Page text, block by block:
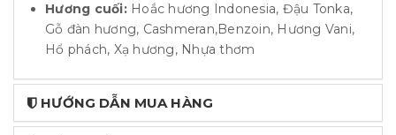
Hương cuối:Hoắc hương Indonesia, Đậu Tonka,
Gỗ đàn hương, Cashmeran,Benzoin, Hương Vani,
Hổ phách, Xạ hương, Nhựa thơm
HƯỚNG DẪN MUA HÀNG